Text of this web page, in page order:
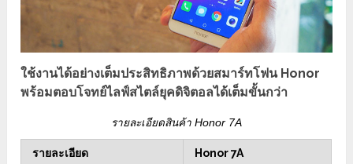
ใช้งานได้อย่างเต็มประสิทธิภาพด้วยสมาร์ทโฟน Honor
พร้อมตอบโจทย์ไลฟ์สไตล์ยุคดิจิตอลได้เต็มขั้นกว่า
รายละเอียดสินค้า Honor 7A
รายละเอียด Honor 7A